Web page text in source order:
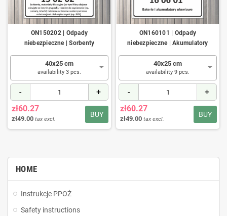
HOME
Instrukcje PPOŻ
Safety instructions
ON150202 | Odpady
niebezpieczne | Sorbenty
40x25 cm
availability 3 pcs.
- +
BUY
zł60.27
zł49.00 tax excl.
ON160101 | Odpady
niebezpieczne | Akumulatory
40x25 cm
availability 9 pcs.
- +
BUY
zł60.27
zł49.00 tax excl.